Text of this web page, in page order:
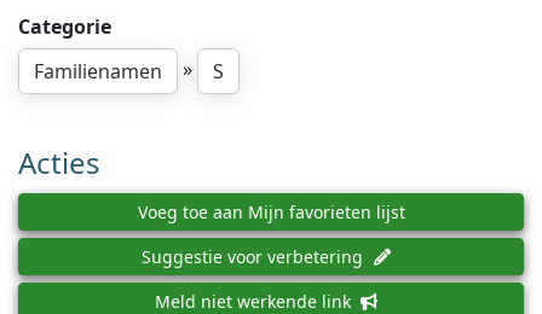
Categorie
Familienamen
» S
Acties
Voeg toe aan Mijn favorieten lijst
Suggestie voor verbetering
Meld niet werkende link